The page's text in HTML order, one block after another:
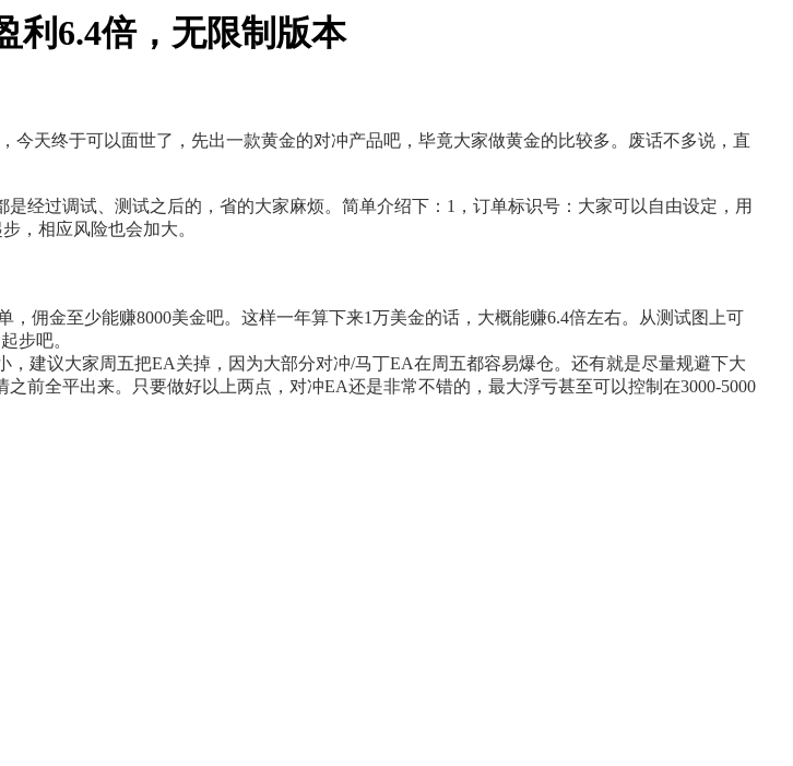
利6.4倍，无限制版本
天终于可以面世了，先出一款黄金的对冲产品吧，毕竟大家做黄金的比较多。废话不多说，直
经过调试、测试之后的，省的大家麻烦。简单介绍下：1，订单标识号：大家可以自由设定，用
，相应风险也会加大。
佣金至少能赚8000美金吧。这样一年算下来1万美金的话，大概能赚6.4倍左右。从测试图上可
步吧。
建议大家周五把EA关掉，因为大部分对冲/马丁EA在周五都容易爆仓。还有就是尽量规避下大
前全平出来。只要做好以上两点，对冲EA还是非常不错的，最大浮亏甚至可以控制在3000-5000